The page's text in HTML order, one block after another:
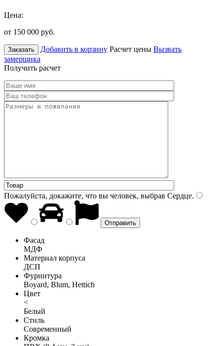
Цена:
от 150 000 руб.
Заказать Добавить в корзину Расчет цены Вызвать
замерщика
Получить расчет
Пожалуйста, докажите, что вы человек, выбрав Сердце.
Фасад
МДФ
Материал корпуса
ДСП
Фурнитура
Boyard, Blum, Hettich
Цвет
<
Белый
Стиль
Современный
Кромка